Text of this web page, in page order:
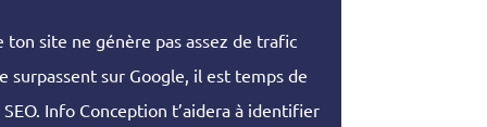
ton site ne génère pas assez de trafic
surpassent sur Google, il est temps de
Info Conception t’aidera à identifier